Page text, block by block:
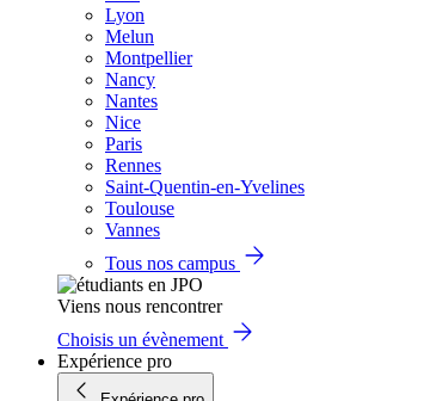
Lyon
Melun
Montpellier
Nancy
Nantes
Nice
Paris
Rennes
Saint-Quentin-en-Yvelines
Toulouse
Vannes
Tous nos campus
Viens nous rencontrer
Choisis un évènement
Expérience pro